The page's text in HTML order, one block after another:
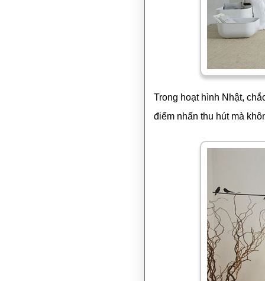
Trong hoạt hình Nhật,
điểm nhấn thu hút mà